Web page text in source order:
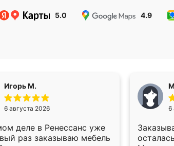
5.0 4.9
Игорь М.
6 августа 2026
деле в Ренессанс уже
раз заказываю мебель
6